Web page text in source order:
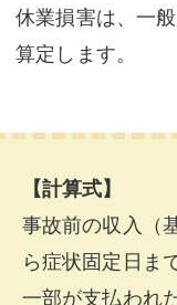
休業損害は、一
算定します。
【計算式】
事故前の収入（
ら症状固定日ま
一部が支払われ